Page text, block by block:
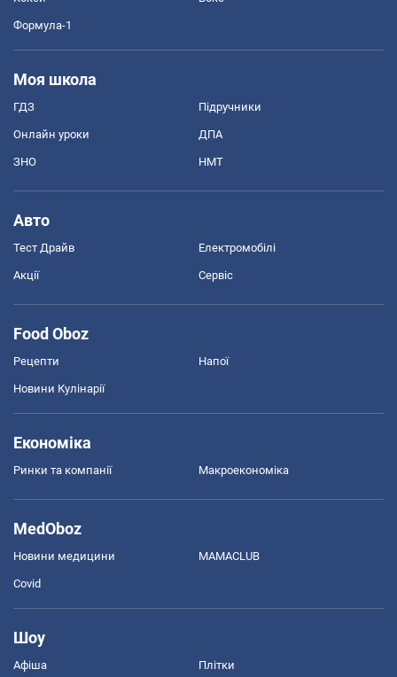
Формула-1
Моя школа
ГДЗ Підручники
Онлайн уроки ДПА
ЗНО НМТ
Авто
Тест Драйв Електромобілі
Акції Сервіс
Food Oboz
Рецепти Напої
Новини Кулінарії
Економіка
Ринки та компанії Макроекономіка
MedOboz
Новини медицини MAMACLUB
Covid
Шоу
Афіша Плітки